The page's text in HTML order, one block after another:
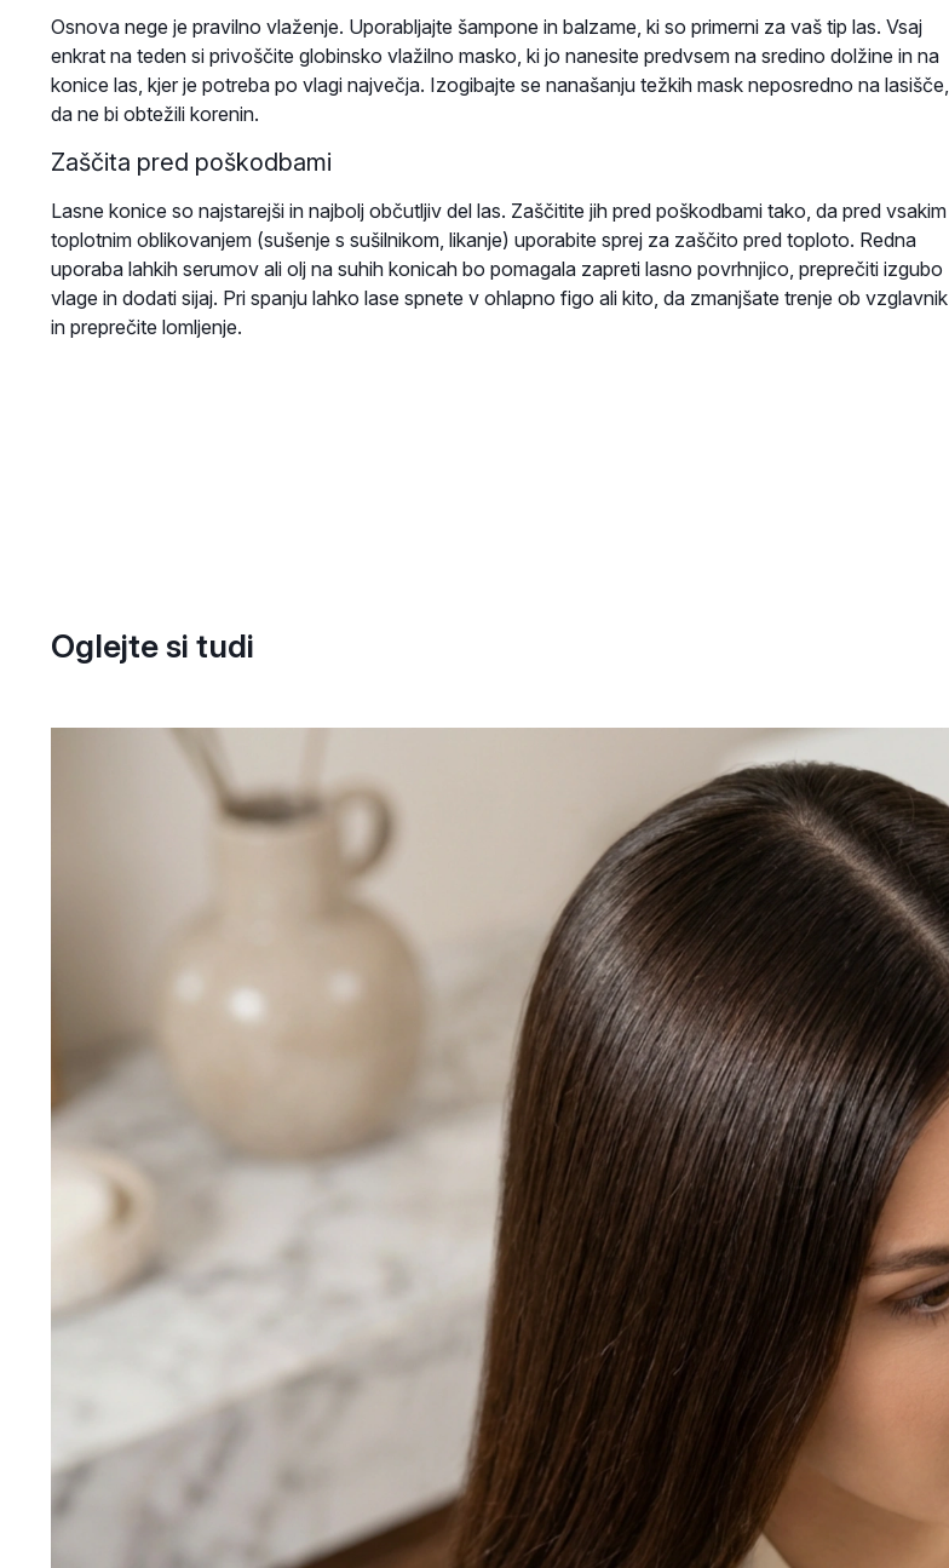
Osnova nege je pravilno vlaženje. Uporabljajte šampone in balzame, ki so primerni za vaš tip las. Vsaj
enkrat na teden si privoščite globinsko vlažilno masko, ki jo nanesite predvsem na sredino dolžine in na
konice las, kjer je potreba po vlagi največja. Izogibajte se nanašanju težkih mask neposredno na lasišče,
da ne bi obtežili korenin.
Zaščita pred poškodbami
Lasne konice so najstarejši in najbolj občutljiv del las. Zaščitite jih pred poškodbami tako, da pred vsakim
toplotnim oblikovanjem (sušenje s sušilnikom, likanje) uporabite sprej za zaščito pred toploto. Redna
uporaba lahkih serumov ali olj na suhih konicah bo pomagala zapreti lasno povrhnjico, preprečiti izgubo
vlage in dodati sijaj. Pri spanju lahko lase spnete v ohlapno figo ali kito, da zmanjšate trenje ob vzglavnik
in preprečite lomljenje.
Oglejte si tudi